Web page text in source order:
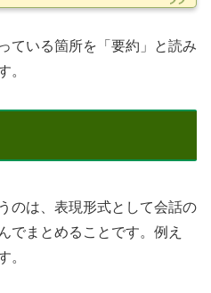
ている箇所を「要約」と読み
。
のは、表現形式として会話の
でまとめることです。例え
。